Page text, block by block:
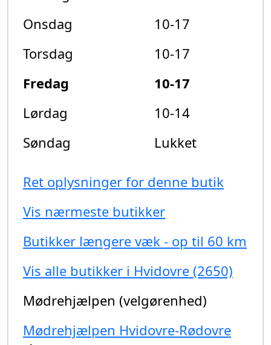
Onsdag
10-17
Torsdag
10-17
Fredag
10-17
Lørdag
10-14
Søndag
Lukket
Ret oplysninger for denne butik
Vis nærmeste butikker
Butikker længere væk - op til 60 km
Vis alle butikker i Hvidovre (2650)
Mødrehjælpen (velgørenhed)
Mødrehjælpen Hvidovre-Rødovre